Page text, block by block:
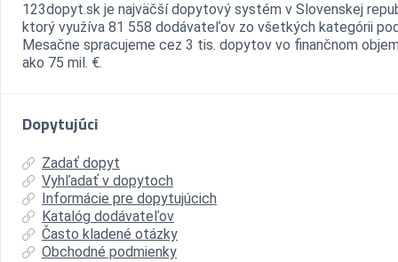
123dopyt.sk je najväčší dopytový systém v Slovenskej
ktorý využíva 81 558 dodávateľov zo všetkých kategórii
Mesačne spracujeme cez 3 tis. dopytov vo finančnom
ako 75 mil. €.
Dopytujúci
Zadať dopyt
Vyhľadať v dopytoch
Informácie pre dopytujúcich
Katalóg dodávateľov
Často kladené otázky
Obchodné podmienky